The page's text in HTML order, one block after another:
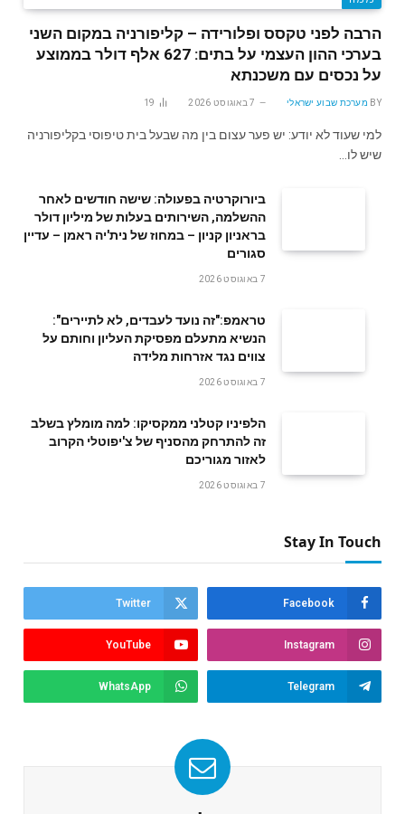
הרבה לפני טקסס ופלורידה – קליפורניה במקום השני
בערכי ההון העצמי על בתים: 627 אלף דולר בממוצע
על נכסים עם משכנתא
BY מערכת שבוע ישראלי 7 באוגוסט 2026 19
למי שעוד לא יודע: יש פער עצום בין מה שבעל בית טיפוסי בקליפורניה
שיש לו…
ביורוקרטיה בפעולה: שישה חודשים לאחר
ההשלמה, השירותים בעלות של מיליון דולר
בראניון קניון – במחוז של נית'יה ראמן – עדיין
סגורים
7 באוגוסט 2026
טראמפ:"זה נועד לעבדים, לא לתיירים":
הנשיא מתעלם מפסיקת העליון וחותם על
צווים נגד אזרחות מלידה
7 באוגוסט 2026
הלפיניו קטלני ממקסיקו: למה מומלץ בשלב
זה להתרחק מהסניף של צ'יפוטלי הקרוב
לאזור מגוריכם
7 באוגוסט 2026
Stay In Touch
Facebook
Twitter
Instagram
YouTube
Telegram
WhatsApp